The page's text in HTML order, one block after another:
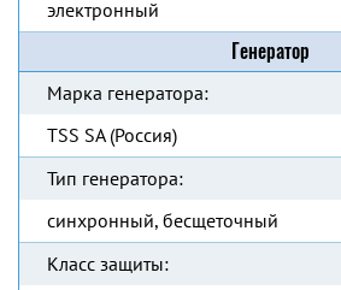
электронный
Генератор
Марка генератора:
TSS SA (Россия)
Тип генератора:
синхронный, бесщеточный
Класс защиты: